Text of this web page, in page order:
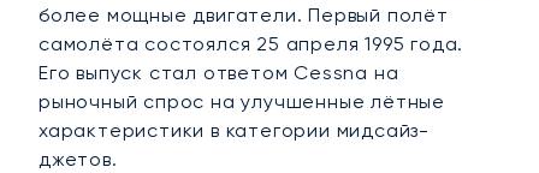
более мощные двигатели. Первый полёт
самолёта состоялся 25 апреля 1995 года.
Его выпуск стал ответом Cessna на
рыночный спрос на улучшенные лётные
характеристики в категории мидсайз-
джетов.